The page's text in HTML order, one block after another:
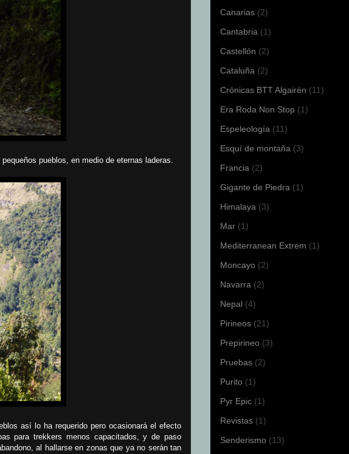
pueblos, en medio de eternas laderas.
así lo ha requerido pero ocasionará el efecto
para trekkers menos capacitados, y de paso
al hallarse en zonas que ya no serán tan
Canarias (2)
Cantabria (1)
Castellón (2)
Cataluña (2)
Crónicas BTT Algairén (11)
Era Roda Non Stop (1)
Espeleología (11)
Esquí de montaña (3)
Francia (2)
Gigante de Piedra (1)
Himalaya (3)
Mar (1)
Mediterranean Extrem (1)
Moncayo (2)
Navarra (2)
Nepal (4)
Pirineos (21)
Prepirineo (3)
Pruebas (2)
Purito (1)
Pyr Epic (1)
Revistas (1)
Senderismo (13)